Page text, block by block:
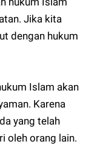
Jika kita
dengan hukum
Islam akan
Karena
yang telah
oleh orang lain.